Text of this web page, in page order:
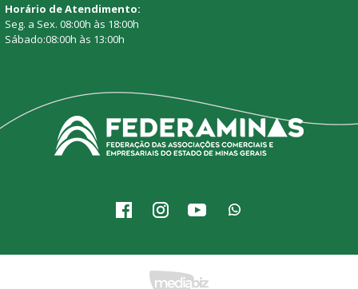
Horário de Atendimento:
Seg. a Sex. 08:00h às 18:00h
Sábado:08:00h às 13:00h